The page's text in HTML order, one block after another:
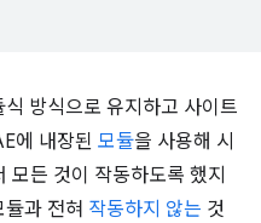
방식으로 유지하고 사이트
에 내장된 모듈을 사용해 시
모든 것이 작동하도록 했지
과 전혀 작동하지 않는 것